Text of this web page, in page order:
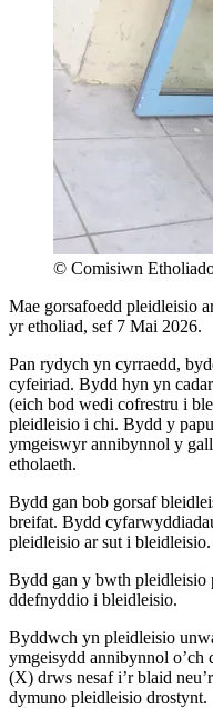
© Comisiwn
Mae gorsafoedd pleidleisio
yr etholiad, sef 7 Mai 2026.
Pan rydych yn cyrraedd,
cyfeiriad. Bydd hyn yn
(eich bod wedi cofrestru i
pleidleisio i chi. Bydd y
ymgeiswyr annibynnol y
etholaeth.
Bydd gan bob gorsaf
breifat. Bydd
pleidleisio ar sut i bleidleisio.
Bydd gan y bwth pleidleisio
ddefnyddio i bleidleisio.
Byddwch yn pleidleisio
ymgeisydd annibynnol
(X) drws nesaf i’r blaid
dymuno pleidleisio drostynt.